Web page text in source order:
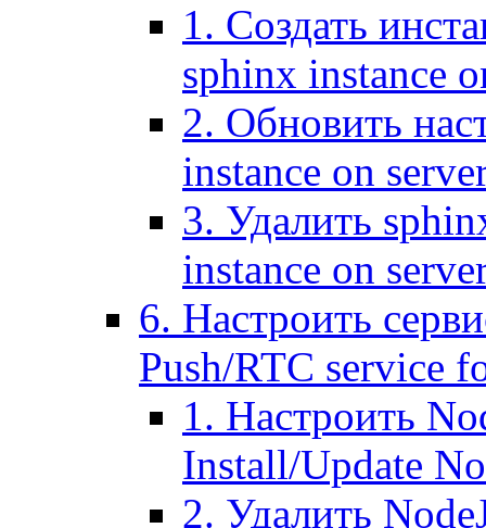
1. Создать
sphinx instance
2. Обновить
instance on
3. Удалить
instance on
6. Настроить
Push/RTC service
1. Настроить
Install/Update
2. Удалить